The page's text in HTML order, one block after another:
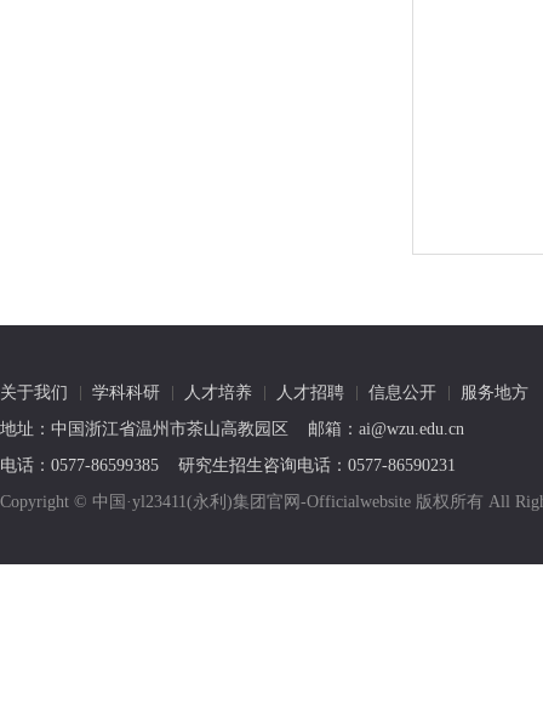
关于我们 学科科研 人才培养 人才招聘 信息公开
服务地方
地址：中国浙江省温州市茶山高教园区 邮箱：ai@wzu.edu.cn
电话：0577-86599385 研究生招生咨询电话：0577-86590231
Copyright © 中国·yl23411(永利)集团官网-Officialwebsite 版权所有 All